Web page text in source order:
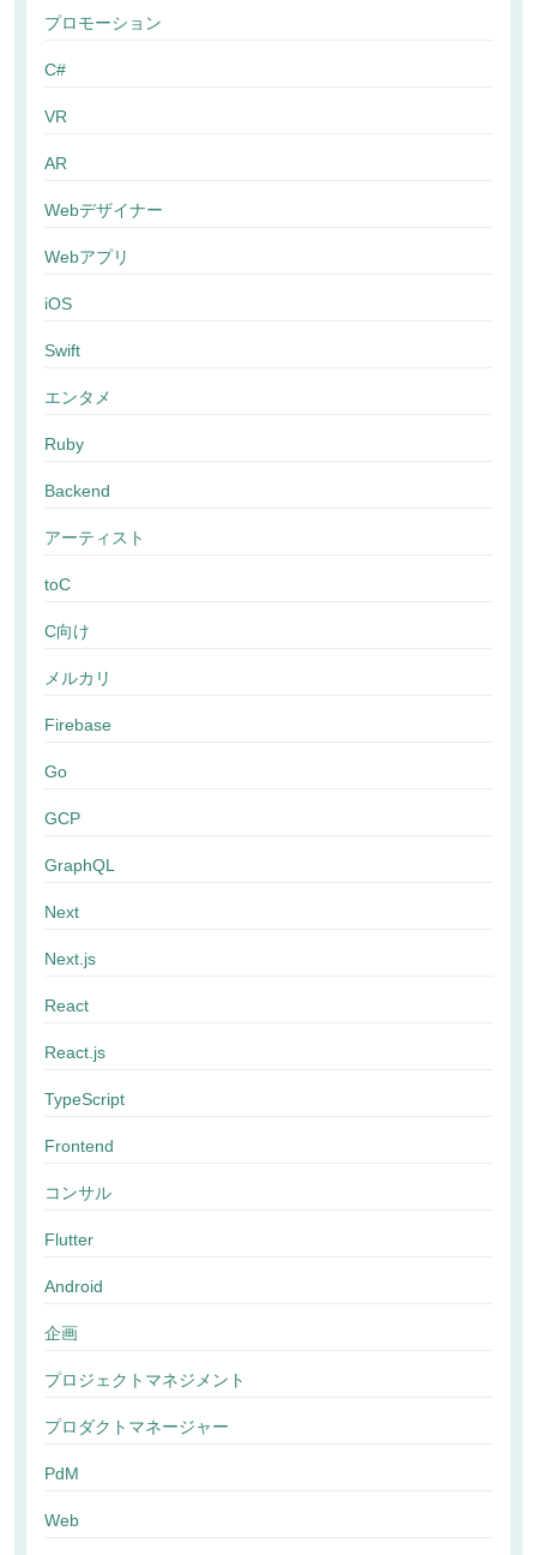
プロモーション
C#
VR
AR
Webデザイナー
Webアプリ
iOS
Swift
エンタメ
Ruby
Backend
アーティスト
toC
C向け
メルカリ
Firebase
Go
GCP
GraphQL
Next
Next.js
React
React.js
TypeScript
Frontend
コンサル
Flutter
Android
企画
プロジェクトマネジメント
プロダクトマネージャー
PdM
Web